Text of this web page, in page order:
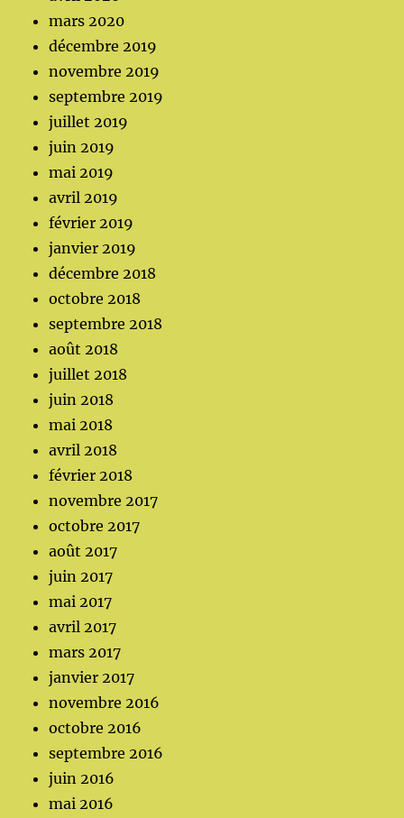
mars 2020
décembre 2019
novembre 2019
septembre 2019
juillet 2019
juin 2019
mai 2019
avril 2019
février 2019
janvier 2019
décembre 2018
octobre 2018
septembre 2018
août 2018
juillet 2018
juin 2018
mai 2018
avril 2018
février 2018
novembre 2017
octobre 2017
août 2017
juin 2017
mai 2017
avril 2017
mars 2017
janvier 2017
novembre 2016
octobre 2016
septembre 2016
juin 2016
mai 2016